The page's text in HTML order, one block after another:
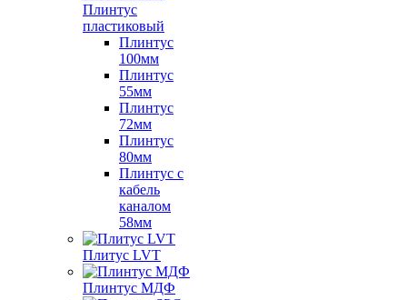
Плинтус
пластиковый
Плинтус
100мм
Плинтус
55мм
Плинтус
72мм
Плинтус
80мм
Плинтус с
кабель
каналом
58мм
Плитус LVT
Плинтус МДФ